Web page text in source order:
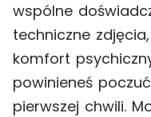
wspólne
techniczne
komfort
powinieneś
pierwszej chwili.